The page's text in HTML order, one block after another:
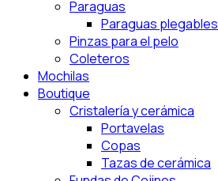
Paraguas
Paraguas plegables
Pinzas para el pelo
Coleteros
Mochilas
Boutique
Cristalería y cerámica
Portavelas
Copas
Tazas de cerámica